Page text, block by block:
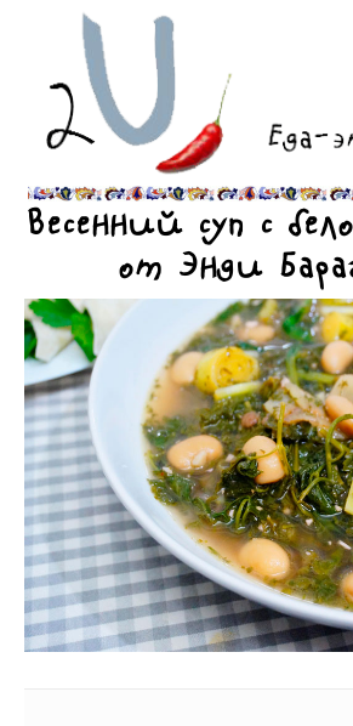
Весенний суп с
от Энди